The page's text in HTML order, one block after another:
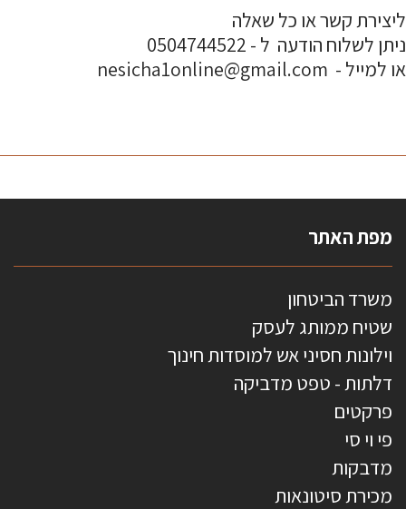
ליצירת קשר או כל שאלה
ניתן לשלוח הודעה ל - 0504744522
או למייל - nesicha1online@gmail.com
מפת האתר
משרד הביטחון
שטיח ממותג לעסק
וילונות חסיני אש למוסדות חינוך
דלתות - טפט מדביקה
פרקטים
פי וי סי
מדבקות
מכירת סיטונאות